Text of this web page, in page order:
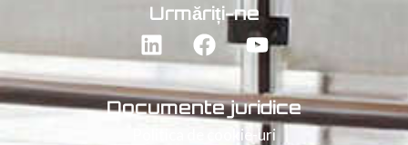
Urmăriți-ne
Documente juridice
Politica de cookie-uri